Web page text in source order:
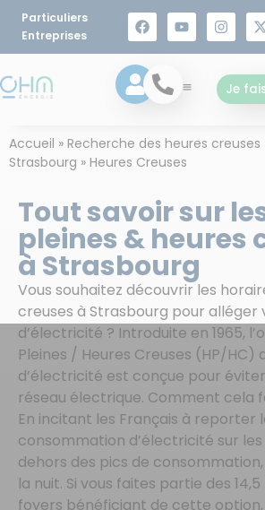
Particuliers
Entreprises
Je
Accueil » Recherche des heures creuses
Strasbourg » Heures Creuses
Tout savoir sur
pleines & heures
à Strasbourg
Vous souhaitez découvrir les
creuses à Strasbourg pour
d’électricité ? Introduite en 1965,
Pleines / Heures Creuses (HP/
d’électricité est conçue pour
réseau électrique. Comment cela
En incitant les Français à reporter
consommation d’électricité sur
dehors des pics de
la nuit. Si vous faites partie des
foyers bénéficiant de cette option,